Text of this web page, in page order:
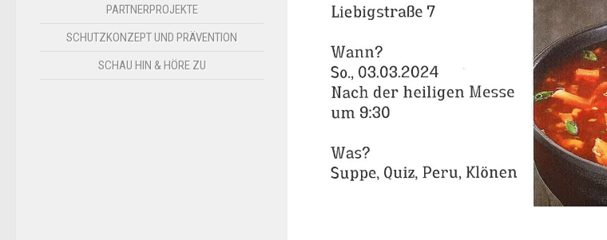
PARTNERPROJEKTE
SCHUTZKONZEPT UND PRÄVENTION
SCHAU HIN & HÖRE ZU